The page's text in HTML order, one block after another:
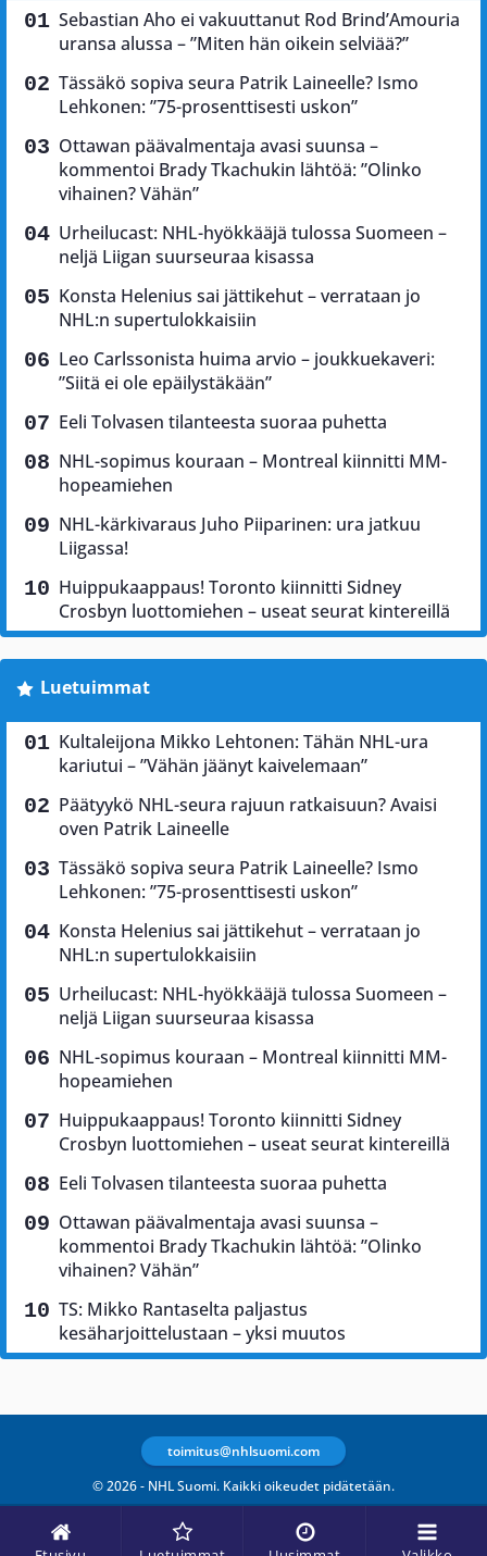
Sebastian Aho ei vakuuttanut Rod Brind’Amouria
uransa alussa – ”Miten hän oikein selviää?”
Tässäkö sopiva seura Patrik Laineelle? Ismo
Lehkonen: ”75-prosenttisesti uskon”
Ottawan päävalmentaja avasi suunsa –
kommentoi Brady Tkachukin lähtöä: ”Olinko
vihainen? Vähän”
Urheilucast: NHL-hyökkääjä tulossa Suomeen –
neljä Liigan suurseuraa kisassa
Konsta Helenius sai jättikehut – verrataan jo
NHL:n supertulokkaisiin
Leo Carlssonista huima arvio – joukkuekaveri:
”Siitä ei ole epäilystäkään”
Eeli Tolvasen tilanteesta suoraa puhetta
NHL-sopimus kouraan – Montreal kiinnitti MM-
hopeamiehen
NHL-kärkivaraus Juho Piiparinen: ura jatkuu
Liigassa!
Huippukaappaus! Toronto kiinnitti Sidney
Crosbyn luottomiehen – useat seurat kintereillä
Luetuimmat
Kultaleijona Mikko Lehtonen: Tähän NHL-ura
kariutui – ”Vähän jäänyt kaivelemaan”
Päätyykö NHL-seura rajuun ratkaisuun? Avaisi
oven Patrik Laineelle
Tässäkö sopiva seura Patrik Laineelle? Ismo
Lehkonen: ”75-prosenttisesti uskon”
Konsta Helenius sai jättikehut – verrataan jo
NHL:n supertulokkaisiin
Urheilucast: NHL-hyökkääjä tulossa Suomeen –
neljä Liigan suurseuraa kisassa
NHL-sopimus kouraan – Montreal kiinnitti MM-
hopeamiehen
Huippukaappaus! Toronto kiinnitti Sidney
Crosbyn luottomiehen – useat seurat kintereillä
Eeli Tolvasen tilanteesta suoraa puhetta
Ottawan päävalmentaja avasi suunsa –
kommentoi Brady Tkachukin lähtöä: ”Olinko
vihainen? Vähän”
TS: Mikko Rantaselta paljastus
kesäharjoittelustaan – yksi muutos
© 2026 - NHL Suomi. Kaikki oikeudet pidätetään.
toimitus@nhlsuomi.com